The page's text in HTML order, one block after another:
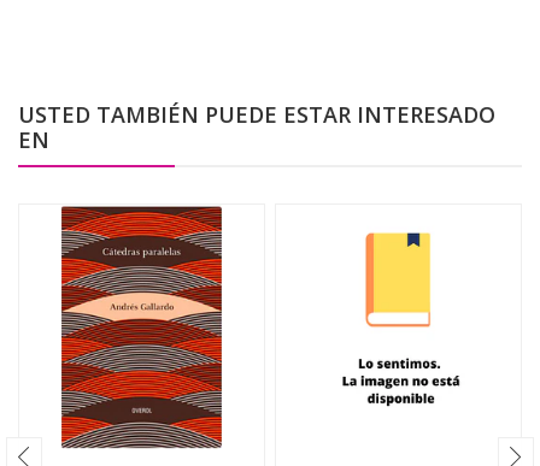
USTED TAMBIÉN PUEDE ESTAR INTERESADO
EN